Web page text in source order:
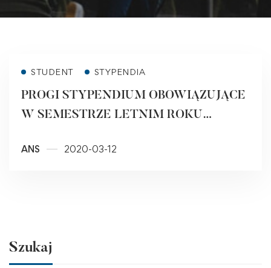
STUDENT STYPENDIA
PROGI STYPENDIUM OBOWIĄZUJĄCE
W SEMESTRZE LETNIM ROKU
decyzją Komisji Stypendialnej PWSZ w
ANS 2020-03-12
Szukaj